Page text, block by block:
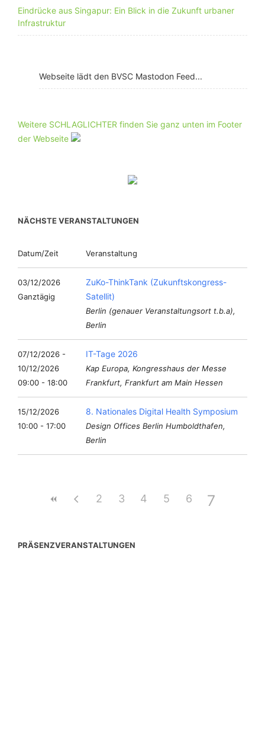
Eindrücke aus Singapur: Ein Blick in die Zukunft urbaner
Infrastruktur
Webseite lädt den BVSC Mastodon Feed...
Weitere SCHLAGLICHTER finden Sie ganz unten im Footer
der Webseite
NÄCHSTE VERANSTALTUNGEN
Datum/Zeit Veranstaltung
03/12/2026
Ganztägig
ZuKo-ThinkTank (Zukunftskongress-
Satellit)
Berlin (genauer Veranstaltungsort t.b.a),
Berlin
07/12/2026 -
10/12/2026
09:00 - 18:00
IT-Tage 2026
Kap Europa, Kongresshaus der Messe
Frankfurt, Frankfurt am Main Hessen
15/12/2026
10:00 - 17:00
8. Nationales Digital Health Symposium
Design Offices Berlin Humboldthafen,
Berlin
2 3 4 5 6 7
PRÄSENZVERANSTALTUNGEN